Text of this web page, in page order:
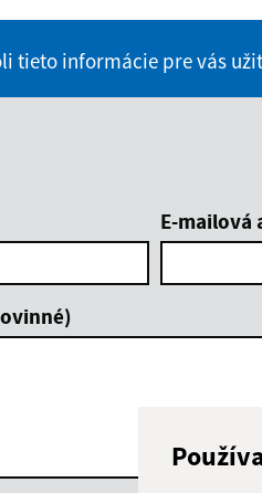
tieto informácie pre vás
E-mailová